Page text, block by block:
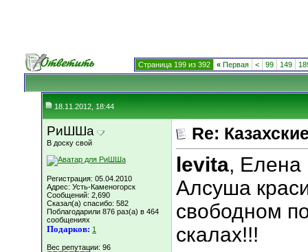
Страница 199 из 392 « Первая < 99 149
18.11.2012, 18:44
РиШШа
В доску свой
Регистрация: 05.04.2010
Адрес: Усть-Каменогорск
Сообщений: 2,690
Сказал(а) спасибо: 582
Поблагодарили 876 раз(а) в 464
сообщениях
Подарков: 1
Вес репутации: 96
Re:
levita, Елена
Алсуша
свободном
скалах!!!